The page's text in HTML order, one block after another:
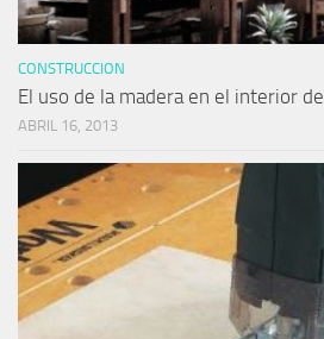
CONSTRUCCION
El uso de la madera en el interior
ABRIL 16, 2013